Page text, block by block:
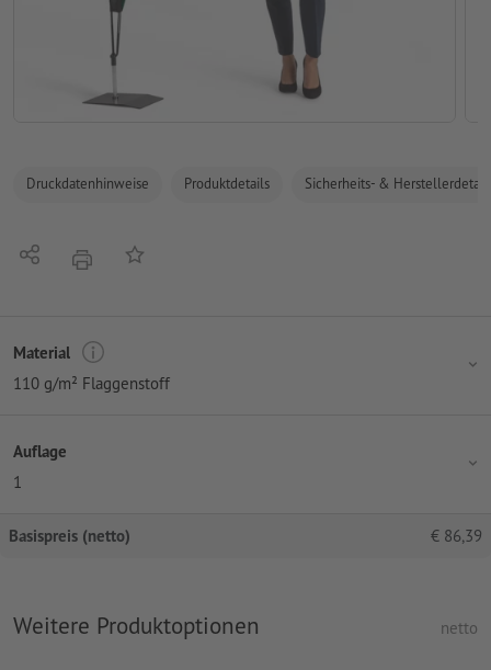
Druckdatenhinweise Produktdetails Sicherheits- &
Teilen DruckenAuf die Merkliste
Material
110 g/m² Flaggenstoff
Auflage
1
Basispreis (netto) € 86,39
Weitere Produktoptionen netto